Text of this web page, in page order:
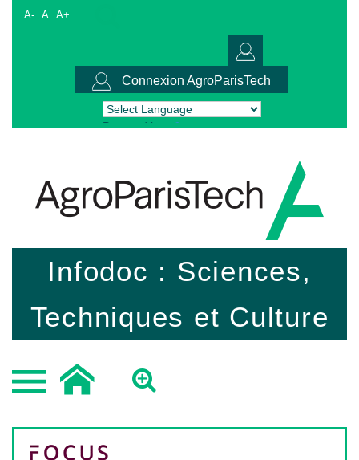
A- A A+
Connexion AgroParisTech
Powered by Translate
Infodoc : Sciences,
Techniques et Culture